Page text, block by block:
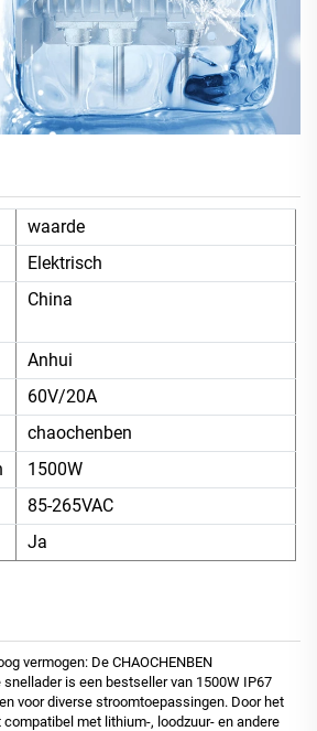
waarde
Elektrisch
China
Anhui
60V/20A
chaochenben
1500W
85-265VAC
Ja
vermogen: De CHAOCHENBEN
is een bestseller van 1500W IP67
voor diverse stroomtoepassingen. Door het
met lithium-, loodzuur- en andere